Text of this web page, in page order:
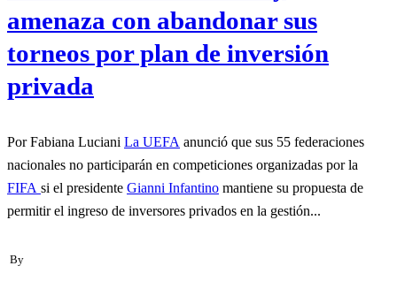
amenaza con abandonar sus
torneos por plan de inversión
privada
Por Fabiana Luciani La UEFA anunció que sus 55 federaciones
nacionales no participarán en competiciones organizadas por la
FIFA si el presidente Gianni Infantino mantiene su propuesta de
permitir el ingreso de inversores privados en la gestión...
By